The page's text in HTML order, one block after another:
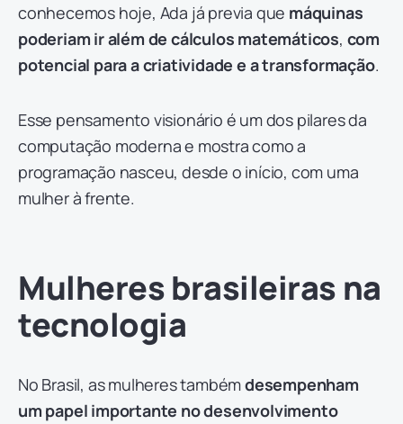
conhecemos hoje, Ada já previa que máquinas
poderiam ir além de cálculos matemáticos, com
potencial para a criatividade e a transformação.
Esse pensamento visionário é um dos pilares da
computação moderna e mostra como a
programação nasceu, desde o início, com uma
mulher à frente.
Mulheres brasileiras na
tecnologia
No Brasil, as mulheres tambémdesempenham
um papel importante no desenvolvimento